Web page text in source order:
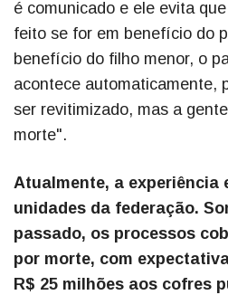
é comunicado e ele evita
feito se for em benefício do
benefício do filho menor, o
acontece automaticamente,
ser revitimizado, mas a
morte".
Atualmente, a experiência
unidades da federação.
passado, os processos
por morte, com
R$ 25 milhões aos cofres